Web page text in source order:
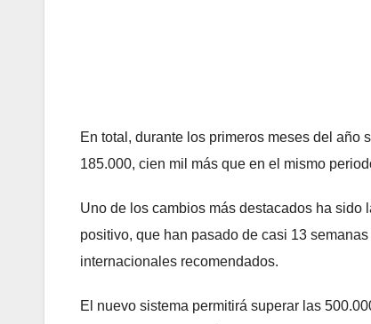
En total, durante los primeros meses del
185.000, cien mil más que en el mismo
Uno de los cambios más destacados ha
positivo, que han pasado de casi 13
internacionales recomendados.
El nuevo sistema permitirá superar las